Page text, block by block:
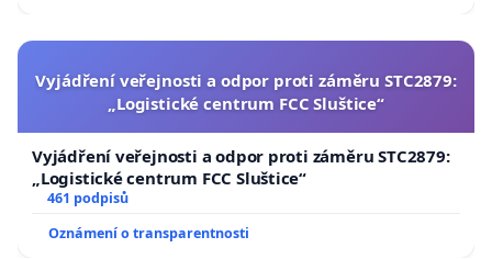
Vyjádření veřejnosti a odpor proti záměru STC2879:
„Logistické centrum FCC Sluštice“
Vyjádření veřejnosti a odpor proti záměru STC2879:
„Logistické centrum FCC Sluštice“
461 podpisů
Oznámení o transparentnosti